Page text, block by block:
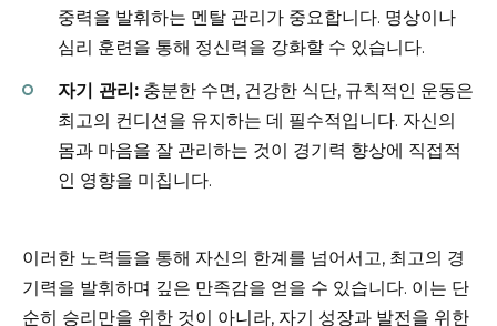
중력을 발휘하는 멘탈 관리가 중요합니다. 명상이나
심리 훈련을 통해 정신력을 강화할 수 있습니다.
자기 관리: 충분한 수면, 건강한 식단, 규칙적인 운동은
최고의 컨디션을 유지하는 데 필수적입니다. 자신의
몸과 마음을 잘 관리하는 것이 경기력 향상에 직접적
인 영향을 미칩니다.
이러한 노력들을 통해 자신의 한계를 넘어서고, 최고의 경
기력을 발휘하며 깊은 만족감을 얻을 수 있습니다. 이는 단
순히 승리만을 위한 것이 아니라, 자기 성장과 발전을 위한